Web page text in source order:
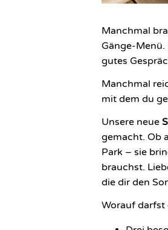
Manchmal
Gänge-Menü.
gutes
Manchmal
mit dem du
Unsere neue
gemacht. Ob
Park – sie
brauchst.
die dir den
Worauf darfst